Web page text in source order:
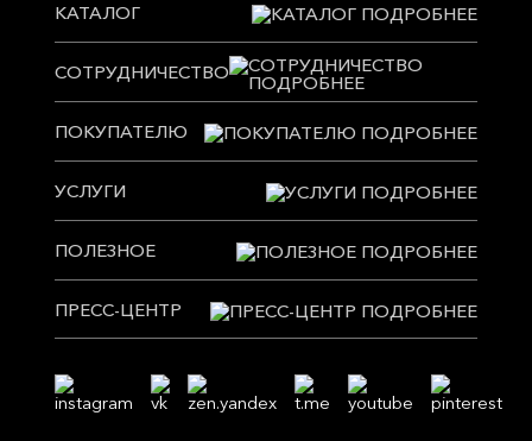
КАТАЛОГ
СОТРУДНИЧЕСТВО
ПОКУПАТЕЛЮ
УСЛУГИ
ПОЛЕЗНОЕ
ПРЕСС-ЦЕНТР